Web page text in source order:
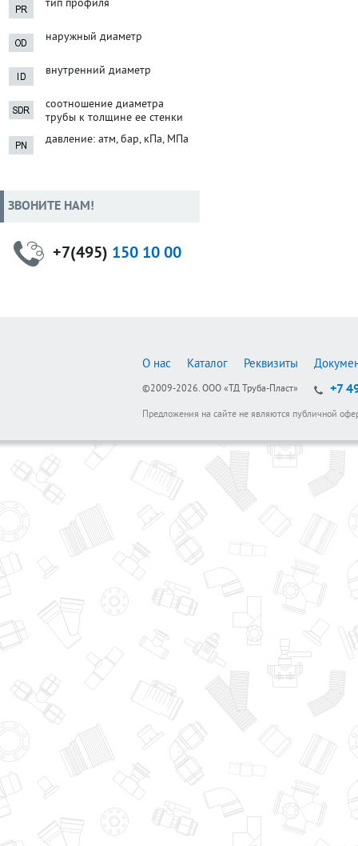
тип профиля
наружный диаметр
внутренний диаметр
соотношение диаметра
трубы к толщине ее стенки
давление: атм, бар, кПа, МПа
ЗВОНИТЕ НАМ!
+7(495) 150 10 00
О нас Каталог Реквизиты
©2009-2026. ООО «ТД Труба-Пласт» +7
Предложения на сайте не являются публичной